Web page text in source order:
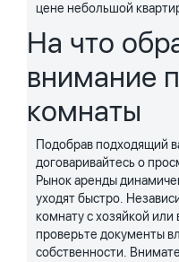
цене небольшой
На что
внимание
комнаты
Подобрав подходящий
договаривайтесь о
Рынок аренды
уходят быстро.
комнату с хозяйкой
проверьте документы
собственности.